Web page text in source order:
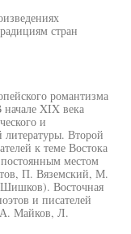
стран
романтизма
начале XIX века
и
литературы. Второй
к теме Востока
местом
П. Вяземский, М.
Восточная
и писателей
Майков, Л.